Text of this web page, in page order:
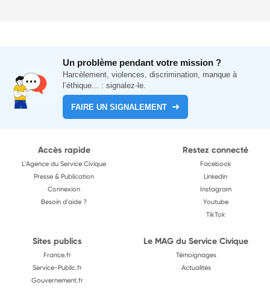
Un problème pendant votre mission ?
Harcèlement, violences, discrimination, manque à
l’éthique... : signalez-le.
FAIRE UN SIGNALEMENT
Accès rapide
L'Agence du Service Civique
Presse & Publication
Connexion
Besoin d'aide ?
Restez connecté
Facebook
Linkedin
Instagram
Youtube
TikTok
Sites publics
France.fr
Service-Public.fr
Gouvernement.fr
Le MAG du Service Civique
Témoignages
Actualités